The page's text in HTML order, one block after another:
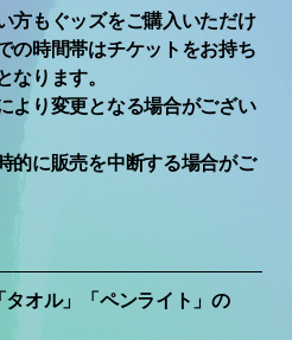
方もぐッズをご購入いただけ
の時間帯はチケットをお持ち
なります。
より変更となる場合がござい
的に販売を中断する場合がご
オル」「ペンライト」の